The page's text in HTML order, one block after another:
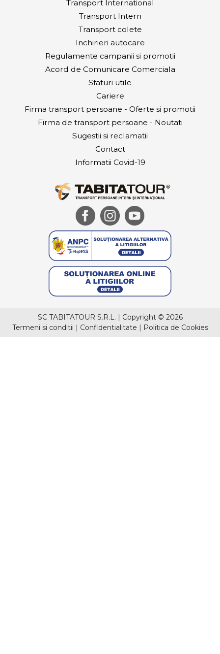
Transport International
Transport Intern
Transport colete
Inchirieri autocare
Regulamente campanii si promotii
Acord de Comunicare Comerciala
Sfaturi utile
Cariere
Firma transport persoane - Oferte si promotii
Firma de transport persoane - Noutati
Sugestii si reclamatii
Contact
Informatii Covid-19
SC TABITATOUR S.R.L. | Copyright © 2026
Termeni si conditii | Confidentialitate | Politica de Cookies